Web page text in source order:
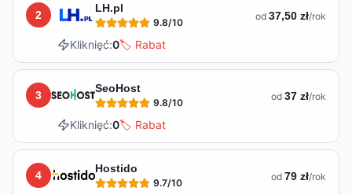
2
LH.pl
9.8/10 od 37,50 zł/rok
Kliknięć:0🏷️ Rabat
3
SeoHost
9.8/10 od 37 zł/rok
Kliknięć:0🏷️ Rabat
4
Hostido
9.7/10 od 79 zł/rok